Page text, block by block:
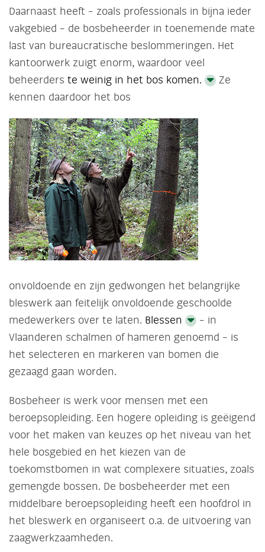
Daarnaast heeft – zoals professionals in bijna ieder
vakgebied – de bosbeheerder in toenemende mate
last van bureaucratische beslommeringen. Het
kantoorwerk zuigt enorm, waardoor veel
beheerders te weinig in het bos komen.
Ze
kennen daardoor het bos
onvoldoende en zijn gedwongen het belangrijke
bleswerk aan feitelijk onvoldoende geschoolde
medewerkers over te laten. Blessen
– in
Vlaanderen schalmen of hameren genoemd – is
het selecteren en markeren van bomen die
gezaagd gaan worden.
Bosbeheer is werk voor mensen met een
beroepsopleiding. Een hogere opleiding is geëigend
voor het maken van keuzes op het niveau van het
hele bosgebied en het kiezen van de
toekomstbomen in wat complexere situaties, zoals
gemengde bossen. De bosbeheerder met een
middelbare beroepsopleiding heeft een hoofdrol in
het bleswerk en organiseert o.a. de uitvoering van
zaagwerkzaamheden.